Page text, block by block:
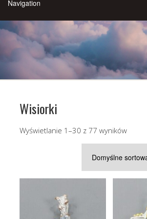
Wisiorki
Wyświetlanie 1–30 z 77 wyników